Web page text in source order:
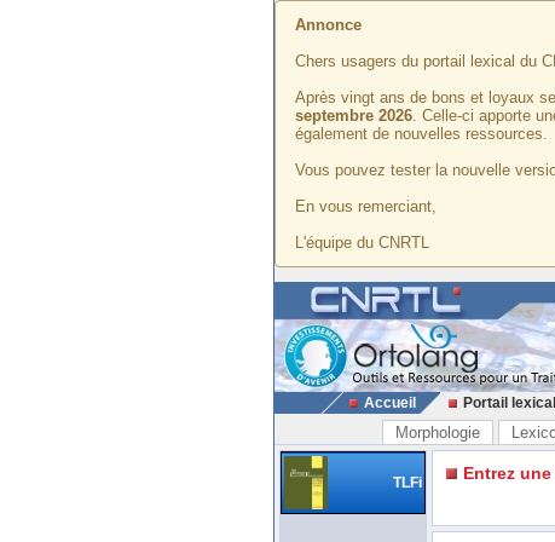
Annonce
Chers usagers du portail lexical du
Après vingt ans de bons et loyaux
septembre 2026. Celle-ci apporte
également de nouvelles ressources.
Vous pouvez tester la nouvelle
En vous remerciant,
L'équipe du CNRTL
Accueil Portail lexical
Morphologie
TLFi Entrez